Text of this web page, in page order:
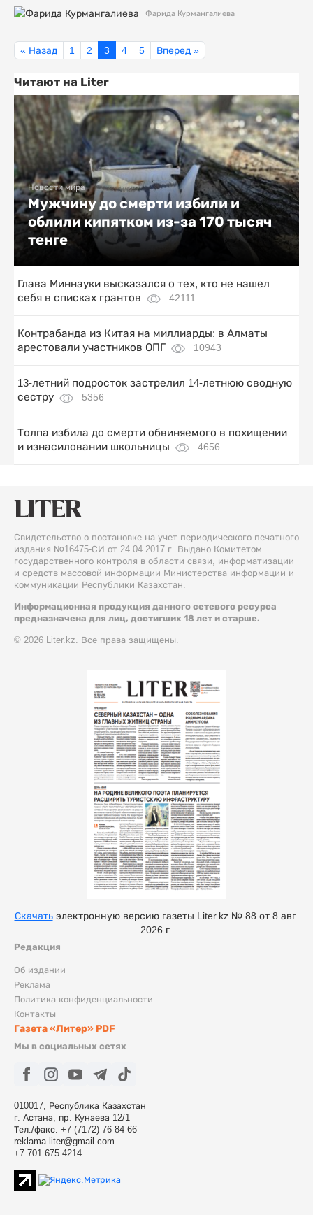
Фарида Курмангалиева
« Назад 1 2 3 4 5 Вперед »
Читают на Liter
Новости мира
Мужчину до смерти избили и
облили кипятком из-за 170 тысяч
тенге
Глава Миннауки высказался о тех, кто не нашел
себя в списках грантов
42111
Контрабанда из Китая на миллиарды: в Алматы
арестовали участников ОПГ
10943
13-летний подросток застрелил 14-летнюю сводную
сестру
5356
Толпа избила до смерти обвиняемого в похищении
и изнасиловании школьницы
4656
Свидетельство о постановке на учет периодического печатного
издания №16475-СИ от 24.04.2017 г. Выдано Комитетом
государственного контроля в области связи, информатизации
и средств массовой информации Министерства информации и
коммуникации Республики Казахстан.
Информационная продукция данного сетевого ресурса
предназначена для лиц, достигших 18 лет и старше.
© 2026 Liter.kz. Все права защищены.
Редакция
Об издании
Реклама
Политика конфиденциальности
Контакты
Газета «Литер» PDF
Мы в социальных сетях
010017, Республика Казахстан
г. Астана, пр. Кунаева 12/1
Тел./факс: +7 (7172) 76 84 66
reklama.liter@gmail.com
+7 701 675 4214
Скачатьэлектронную версию газеты Liter.kz № 88 от 8 авг.
2026 г.